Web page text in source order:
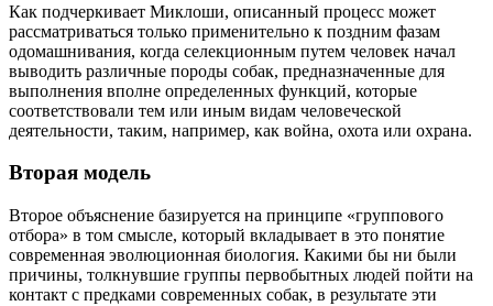
Как подчеркивает Миклоши, описанный процесс может
рассматриваться только применительно к поздним фазам
одомашнивания, когда селекционным путем человек начал
выводить различные породы собак, предназначенные для
выполнения вполне определенных функций, которые
соответствовали тем или иным видам человеческой
деятельности, таким, например, как война, охота или охрана.
Вторая модель
Второе объяснение базируется на принципе «группового
отбора» в том смысле, который вкладывает в это понятие
современная эволюционная биология. Какими бы ни были
причины, толкнувшие группы первобытных людей пойти на
контакт с предками современных собак, в результате эти